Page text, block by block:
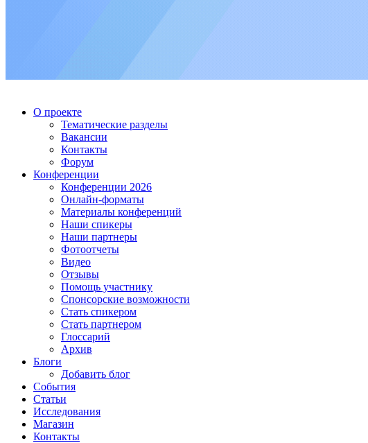
О проекте
Тематические разделы
Вакансии
Контакты
Форум
Конференции
Конференции 2026
Онлайн-форматы
Материалы конференций
Наши спикеры
Наши партнеры
Фотоотчеты
Видео
Отзывы
Помощь участнику
Спонсорские возможности
Стать спикером
Стать партнером
Глоссарий
Архив
Блоги
Добавить блог
События
Статьи
Исследования
Магазин
Контакты